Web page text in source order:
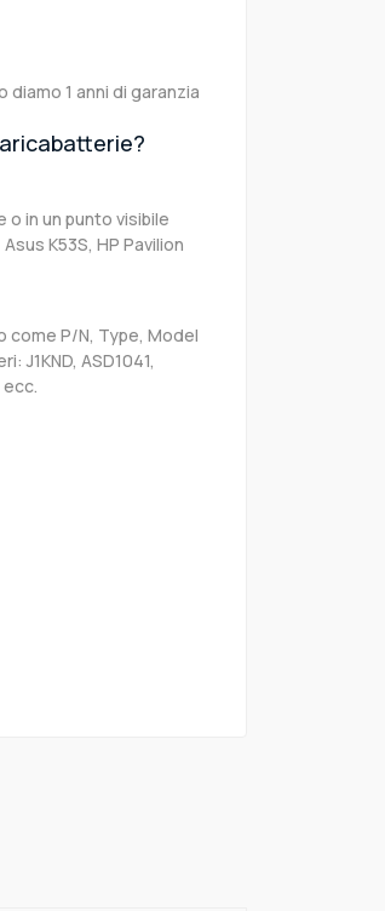
1 anni di garanzia
in un punto visibile
K53S, HP Pavilion
come P/N, Type, Model
J1KND, ASD1041,
ecc.